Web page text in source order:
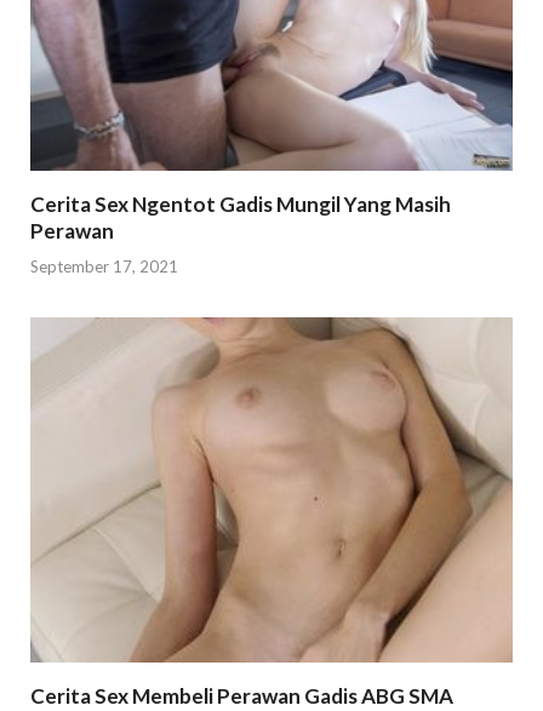
Cerita Sex Ngentot Gadis Mungil Yang Masih
Perawan
September 17, 2021
Cerita Sex Membeli Perawan Gadis ABG SMA